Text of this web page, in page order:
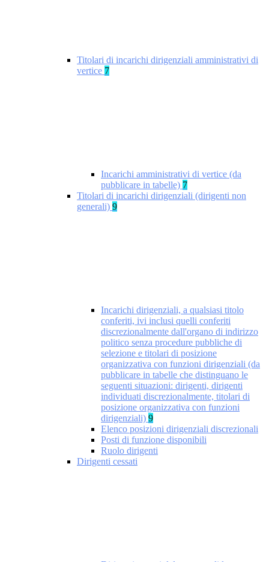
Titolari di incarichi dirigenziali amministrativi di
vertice 7
Incarichi amministrativi di vertice (da
pubblicare in tabelle) 7
Titolari di incarichi dirigenziali (dirigenti non
generali) 9
Incarichi dirigenziali, a qualsiasi titolo
conferiti, ivi inclusi quelli conferiti
discrezionalmente dall'organo di indirizzo
politico senza procedure pubbliche di
selezione e titolari di posizione
organizzativa con funzioni dirigenziali (da
pubblicare in tabelle che distinguano le
seguenti situazioni: dirigenti, dirigenti
individuati discrezionalmente, titolari di
posizione organizzativa con funzioni
dirigenziali) 9
Elenco posizioni dirigenziali discrezionali
Posti di funzione disponibili
Ruolo dirigenti
Dirigenti cessati